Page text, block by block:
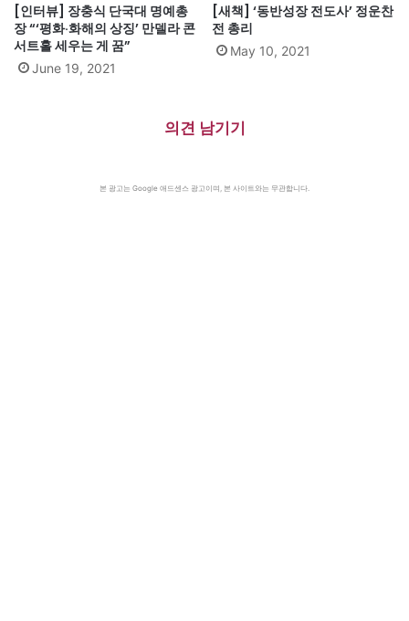
[인터뷰] 장충식 단국대 명예총
장 “‘평화·화해의 상징’ 만델라 콘
서트홀 세우는 게 꿈”
June 19, 2021
[새책] ‘동반성장 전도사’ 정운찬
전 총리
May 10, 2021
의견 남기기
본 광고는 Google 애드센스 광고이며, 본 사이트와는 무관합니다.